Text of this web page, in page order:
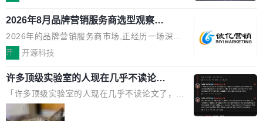
要。但用久了你会发现，它们本质上都是同一类
东西：一个带网页上下文的聊天框。 它们能读取
页面的文本，然后把文本丢给大模型，再返回一
段回答。仅此而已。 这当然有用，但总觉得差点
意思。比如我在一个后台管理系统里，需要填50
个表单字段，每个字段还有联动逻辑；比如我
想...
电源专为发烧级DIY主机与本地AI算力平台打
造，整机长度仅16厘米，提供1600W额定功率
与80PLUS钛金能效；支持ATX 3.1与PCIe 5.1
规范，结合服务器级元件、完善供电线材与内置
实时LCD监控屏，可充分满足当下高阶PC主机
的严苛使用需求。 澎湃功率，紧凑机身 钛金雕1
600PG5 AI TOP具备强悍输出功率，同时实现
机身尺寸大幅精简。整机长度仅16厘米，属于同
2026年8月品牌营销服务商选型观察：
从流量思维到品牌资产思维的范式转移
2026年的品牌营销服务商市场,正经历一场深刻
的价值重构。全球全案品牌代理机构市场从2025
复合增长率达5.44%,预计2032年将突破120亿美
元。数字广告与公共关系相关服务市场更是从20
25年的8463亿美元扩张至2026年的8763亿美
开 开源科技
许多顶级实验室的人现在几乎不读论文
了
「许多顶级实验室的人现在几乎不读论文了，而
且他们认为 ICLR/ICML/NeurIPS 充斥着大量过
局